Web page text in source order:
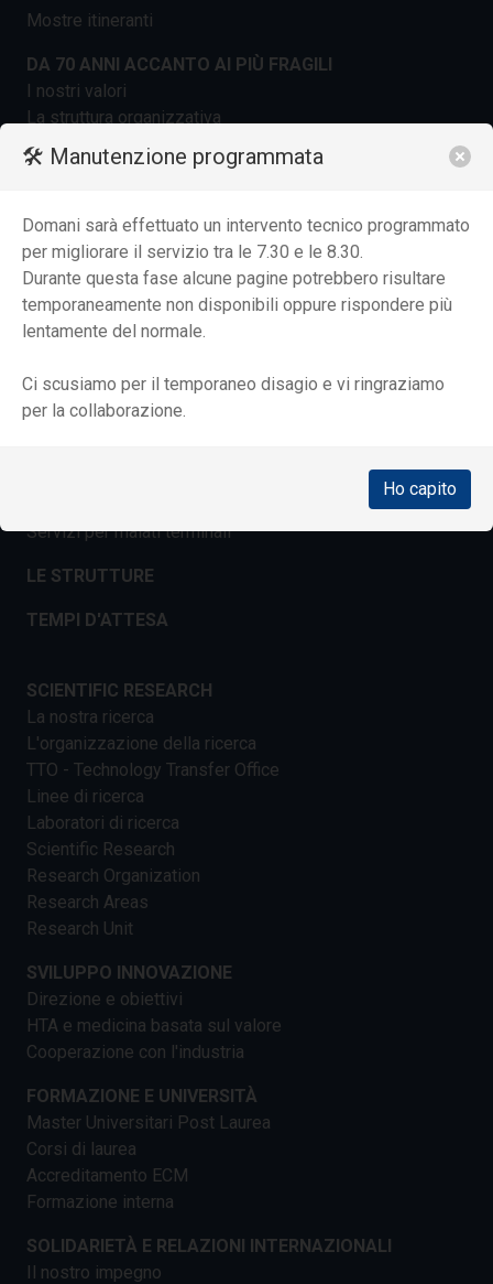
🛠️ Manutenzione programmata
Domani sarà effettuato un intervento tecnico programmato
per migliorare il servizio tra le 7.30 e le 8.30.
Durante questa fase alcune pagine potrebbero risultare
temporaneamente non disponibili oppure rispondere più
lentamente del normale.
Ci scusiamo per il temporaneo disagio e vi ringraziamo
per la collaborazione.
Ho capito
Mostre itineranti
DA 70 ANNI ACCANTO AI PIÙ FRAGILI
I nostri valori
La struttura organizzativa
La storia
Fondazione e dintorni
SERVIZI E PRESTAZIONI
Servizi in regime di ricovero
Servizi Area Ambulatoriale
Servizi Area Domiciliare
Diagnostica Strumentale
Laboratorio Analisi
Servizi per malati terminali
LE STRUTTURE
TEMPI D'ATTESA
SCIENTIFIC RESEARCH
La nostra ricerca
L'organizzazione della ricerca
TTO - Technology Transfer Office
Linee di ricerca
Laboratori di ricerca
Scientific Research
Research Organization
Research Areas
Research Unit
SVILUPPO INNOVAZIONE
Direzione e obiettivi
HTA e medicina basata sul valore
Cooperazione con l'industria
FORMAZIONE E UNIVERSITÀ
Master Universitari Post Laurea
Corsi di laurea
Accreditamento ECM
Formazione interna
SOLIDARIETÀ E RELAZIONI INTERNAZIONALI
Il nostro impegno